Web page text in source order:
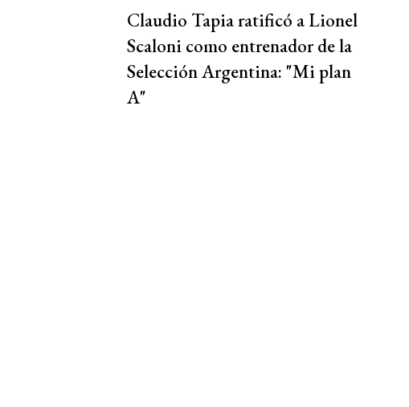
Claudio Tapia ratificó a Lionel
Scaloni como entrenador de la
Selección Argentina: "Mi plan
A"